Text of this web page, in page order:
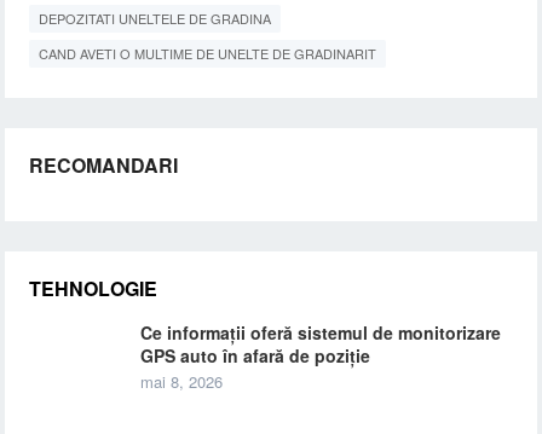
DEPOZITATI UNELTELE DE GRADINA
CAND AVETI O MULTIME DE UNELTE DE GRADINARIT
RECOMANDARI
TEHNOLOGIE
Ce informații oferă sistemul de monitorizare
GPS auto în afară de poziție
mai 8, 2026